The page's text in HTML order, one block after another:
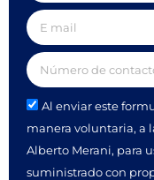
Al enviar este
manera voluntaria, a
Alberto Merani, para
suministrado con